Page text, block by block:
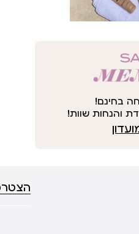
בחינם!
והנחות שוות!